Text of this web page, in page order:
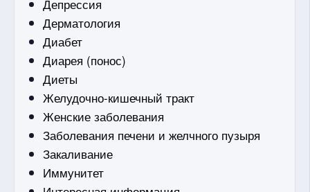
Депрессия
Дерматология
Диабет
Диарея (понос)
Диеты
Желудочно-кишечный тракт
Женские заболевания
Заболевания печени и желчного пузыря
Закаливание
Иммунитет